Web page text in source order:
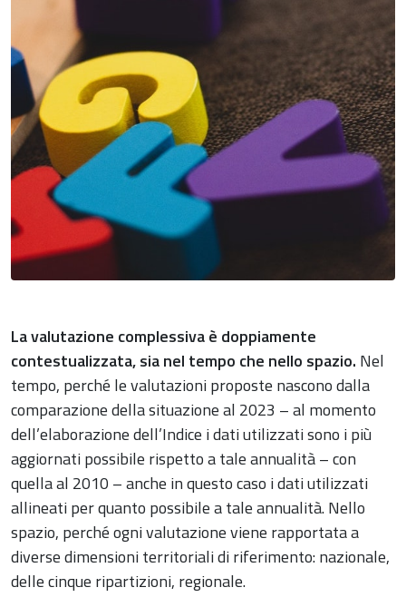
La valutazione complessiva è doppiamente
contestualizzata, sia nel tempo che nello spazio. Nel
tempo, perché le valutazioni proposte nascono dalla
comparazione della situazione al 2023 – al momento
dell’elaborazione dell’Indice i dati utilizzati sono i più
aggiornati possibile rispetto a tale annualità – con
quella al 2010 – anche in questo caso i dati utilizzati
allineati per quanto possibile a tale annualità. Nello
spazio, perché ogni valutazione viene rapportata a
diverse dimensioni territoriali di riferimento: nazionale,
delle cinque ripartizioni, regionale.